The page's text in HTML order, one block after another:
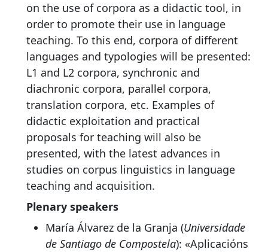
on the use of corpora as a didactic tool, in
order to promote their use in language
teaching. To this end, corpora of different
languages and typologies will be presented:
L1 and L2 corpora, synchronic and
diachronic corpora, parallel corpora,
translation corpora, etc. Examples of
didactic exploitation and practical
proposals for teaching will also be
presented, with the latest advances in
studies on corpus linguistics in language
teaching and acquisition.
Plenary speakers
María Álvarez de la Granja (Universidade
de Santiago de Compostela): «Aplicacións